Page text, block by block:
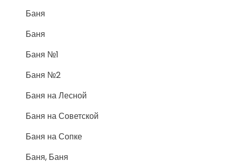
Баня
Баня
Баня №1
Баня №2
Баня на Лесной
Баня на Советской
Баня на Сопке
Баня, Баня